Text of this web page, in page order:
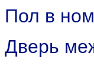
Пол в
Дверь